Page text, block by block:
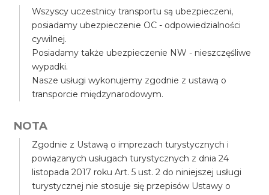
Wszyscy uczestnicy transportu są ubezpieczeni,
posiadamy ubezpieczenie OC - odpowiedzialności
cywilnej.
Posiadamy także ubezpieczenie NW - nieszczęśliwe
wypadki.
Nasze usługi wykonujemy zgodnie z ustawą o
transporcie międzynarodowym.
NOTA
Zgodnie z Ustawą o imprezach turystycznych i
powiązanych usługach turystycznych z dnia 24
listopada 2017 roku Art. 5 ust. 2 do niniejszej usługi
turystycznej nie stosuje się przepisów Ustawy o